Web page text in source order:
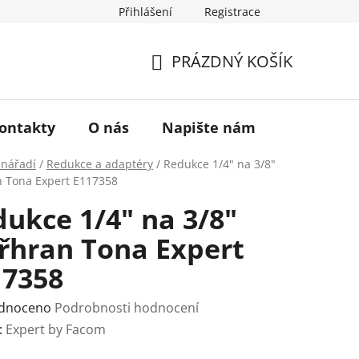
Historie značky TONA
Přihlášení Registrace
KOŠÍK
PRÁZDNÝ KOŠÍK
O nás Napište nám
/ Redukce a adaptéry / Redukce 1/4" na 3/8"
Expert E117358
1/4" na 3/8"
Tona Expert
Podrobnosti hodnocení
Expert by Facom